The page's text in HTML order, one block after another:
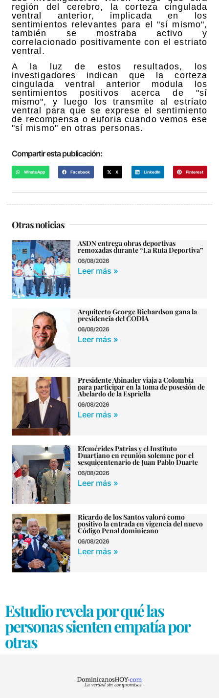
región del cerebro, la corteza cingulada
ventral anterior, implicada en los
sentimientos relevantes para el "sí mismo",
también se mostraba activo y
correlacionado positivamente con el estriato
ventral.
A la luz de estos resultados, los
investigadores indican que la corteza
cingulada ventral anterior modula los
sentimientos positivos acerca de "sí
mismo", y luego los transmite al estriato
ventral para que se exprese el sentimiento
de recompensa o euforia cuando vemos ese
"sí mismo" en otras personas.
Compartir esta publicación:
WhatsApp Facebook X LinkedIn Pinterest
Otras noticias
ASDN entrega obras deportivas
remozadas durante “La Ruta Deportiva”
06/08/2026
Leer más »
Arquitecto George Richardson gana la
presidencia del CODIA
06/08/2026
Leer más »
Presidente Abinader viaja a Colombia
para participar en la toma de posesión de
Abelardo de la Espriella
06/08/2026
Leer más »
Efemérides Patrias y el Instituto
Duartiano en reunión solemne por el
sesquicentenario de Juan Pablo Duarte
06/08/2026
Leer más »
Ricardo de los Santos valoró como
positivo la entrada en vigencia del nuevo
Código Penal dominicano
06/08/2026
Leer más »
Estudio revela por qué las
personas sienten empatía por
otras